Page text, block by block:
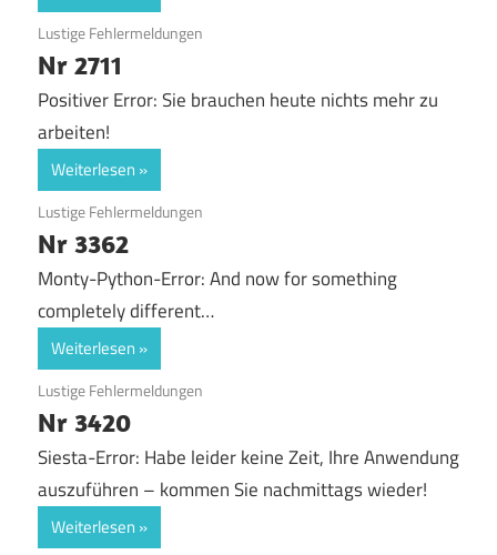
12. September 2018
Lustige Fehlermeldungen
Nr 2711
Positiver Error: Sie brauchen heute nichts mehr zu
arbeiten!
Weiterlesen
12. September 2018
Lustige Fehlermeldungen
Nr 3362
Monty-Python-Error: And now for something
completely different…
Weiterlesen
12. September 2018
Lustige Fehlermeldungen
Nr 3420
Siesta-Error: Habe leider keine Zeit, Ihre Anwendung
auszuführen – kommen Sie nachmittags wieder!
Weiterlesen